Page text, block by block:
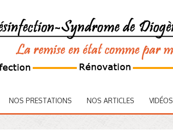
NOS PRESTATIONS NOS ARTICLES VIDÉOS